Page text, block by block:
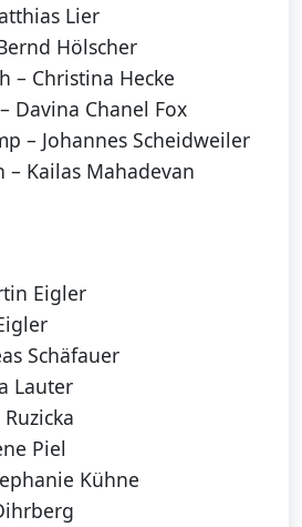
Lier
Hölscher
– Christina Hecke
Davina Chanel Fox
– Johannes Scheidweiler
– Kailas Mahadevan
Eigler
Schäfauer
Lauter
Piel
Kühne